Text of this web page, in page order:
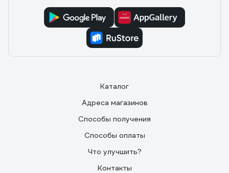
Каталог
Адреса магазинов
Способы получения
Способы оплаты
Что улучшить?
Контакты